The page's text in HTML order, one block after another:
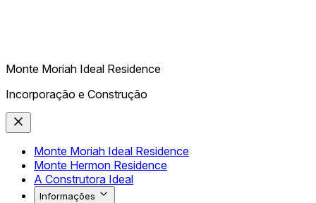
Monte Moriah Ideal Residence
Incorporação e Construção
Monte Moriah Ideal Residence
Monte Hermon Residence
A Construtora Ideal
Informações